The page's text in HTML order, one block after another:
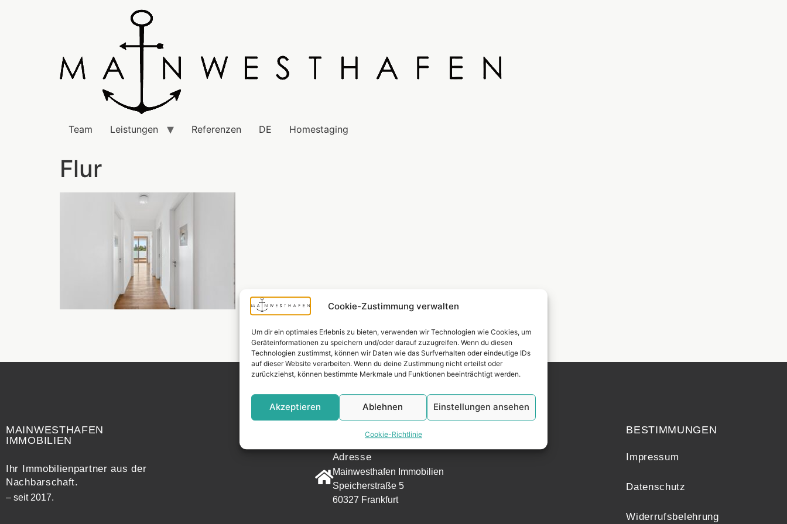
Cookie-Zustimmung verwalten
Um dir ein optimales Erlebnis zu bieten, verwenden wir Technologien wie Cookies, um
Geräteinformationen zu speichern und/oder darauf zuzugreifen. Wenn du diesen
Technologien zustimmst, können wir Daten wie das Surfverhalten oder eindeutige IDs
auf dieser Website verarbeiten. Wenn du deine Zustimmung nicht erteilst oder
zurückziehst, können bestimmte Merkmale und Funktionen beeinträchtigt werden.
Akzeptieren Ablehnen Einstellungen ansehen
Cookie-Richtlinie
Team Leistungen Referenzen DE Homestaging
Flur
MAINWESTHAFEN
IMMOBILIEN
Ihr Immobilienpartner aus der
Nachbarschaft.
– seit 2017.
KONTAKT
Adresse
Mainwesthafen Immobilien
Speicherstraße 5
60327 Frankfurt
Widerrufsrecht
BESTIMMUNGEN
Impressum
Datenschutz
Widerrufsbelehrung